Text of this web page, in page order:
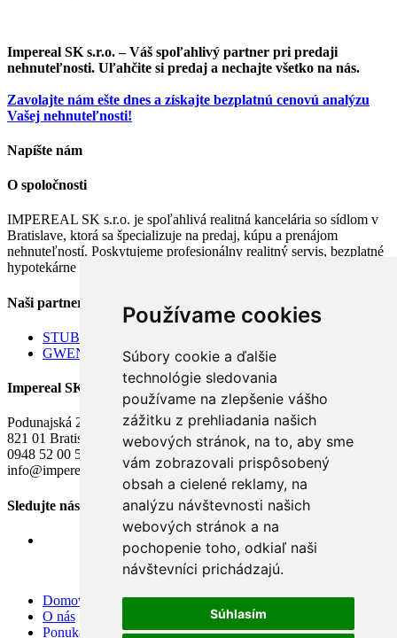
Používame cookies
Súbory cookie a ďalšie
technológie sledovania
používame na zlepšenie vášho
zážitku z prehliadania našich
webových stránok, na to, aby sme
vám zobrazovali prispôsobený
obsah a cielené reklamy, na
analýzu návštevnosti našich
webových stránok a na
pochopenie toho, odkiaľ naši
návštevníci prichádzajú.
Súhlasím
Impereal SK s.r.o. – Váš spoľahlivý partner pri predaji
nehnuteľnosti. Uľahčite si predaj a nechajte všetko na nás.
Zavolajte nám ešte dnes a získajte bezplatnú cenovú analýzu
Vašej nehnuteľnosti!
Napíšte nám
O spoločnosti
IMPEREAL SK s.r.o. je spoľahlivá realitná kancelária so sídlom v
Bratislave, ktorá sa špecializuje na predaj, kúpu a prenájom
nehnuteľností. Poskytujeme profesionálny realitný servis, bezplatné
hypotekárne poradenstvo a kompletné právne služby.
Naši partneri
STUBAU rekonštrukcie bytov
GWENT Accounting
Impereal SK s. r. o.
Podunajská 23 F
821 01 Bratislava
0948 52 00 52
info@impereal.sk
Sledujte nás
Domov
O nás
Ponuka nehnuteľností